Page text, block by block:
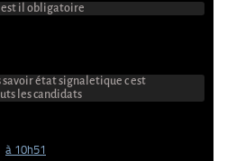
est il obligatoire
savoir état signaletique c est
les candidats
à 10h51